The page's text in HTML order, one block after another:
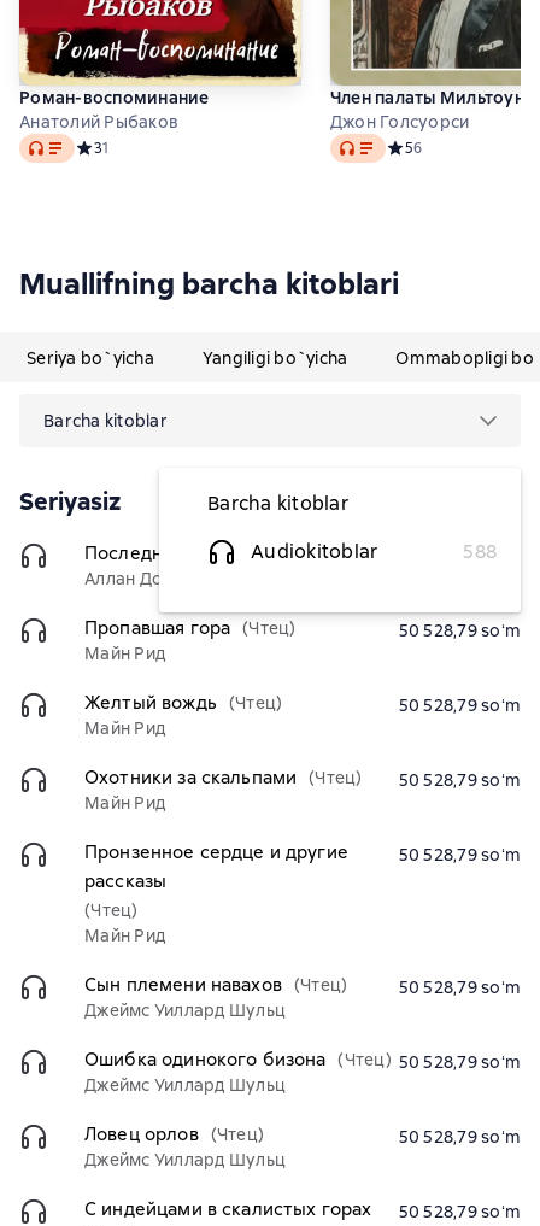
Роман-воспоминание
Анатолий Рыбаков
Audio Средний рейтинг 3 на основе 1 оценок
31
Член палаты Мильтоун
Джон Голсуорси
Audio Средний рейтинг 5
56
Muallifning barcha kitoblari
Seriya bo`yicha Yangiligi bo`yicha Ommabopligi
Barcha kitoblar
Barcha kitoblar
Audiokitoblar
588
Seriyasiz
Последний ковбой Техаса (Чтец)
Аллан Донн
50 528,79 soʻm
Пропавшая гора (Чтец)
Майн Рид
50 528,79 soʻm
Желтый вождь
(Чтец)
Майн Рид
50 528,79 soʻm
Охотники за скальпами
(Чтец)
Майн Рид
50 528,79 soʻm
Пронзенное сердце и другие
рассказы
(Чтец)
Майн Рид
50 528,79 soʻm
Сын племени навахов (Чтец)
Джеймс Уиллард Шульц
50 528,79 soʻm
Ошибка одинокого бизона (Чтец)
Джеймс Уиллард Шульц
50 528,79 soʻm
Ловец орлов (Чтец)
Джеймс Уиллард Шульц
50 528,79 soʻm
С индейцами в скалистых горах 50 528,79 soʻm